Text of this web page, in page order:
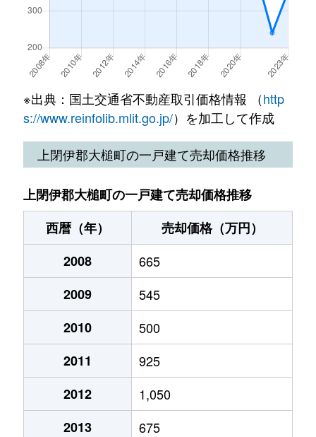
※出典：国土交通省不動産取引価格情報 （http
s://www.reinfolib.mlit.go.jp/）を加工して作成
上閉伊郡大槌町の一戸建て売却価格推移
上閉伊郡大槌町の一戸建て売却価格推移
西暦（年）
売却価格（万円）
2008
665
2009
545
2010
500
2011
925
2012
1,050
2013
675